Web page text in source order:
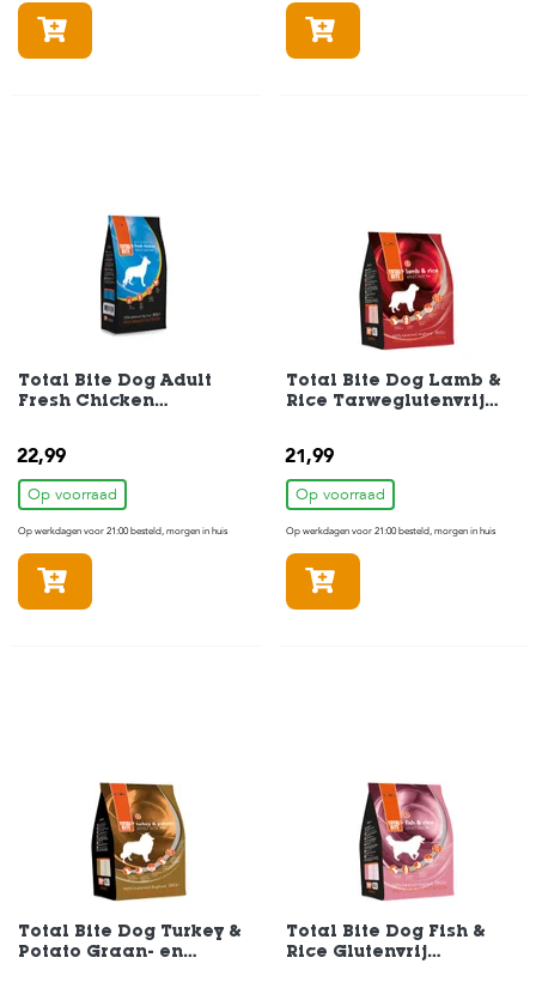
Total Bite Dog Adult
Fresh Chicken
22,99
Op voorraad
Op werkdagen voor 21:00 besteld, morgen in huis
Total Bite Dog Lamb &
Rice Tarweglutenvrij
21,99
Op voorraad
Op werkdagen voor 21:00 besteld, morgen in huis
Total Bite Dog Turkey &
Potato Graan- en
Total Bite Dog Fish &
Rice Glutenvrij